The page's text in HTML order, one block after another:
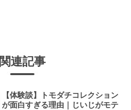
関連記事
【体験談】トモダチコレクション
が面白すぎる理由｜じいじがモテ